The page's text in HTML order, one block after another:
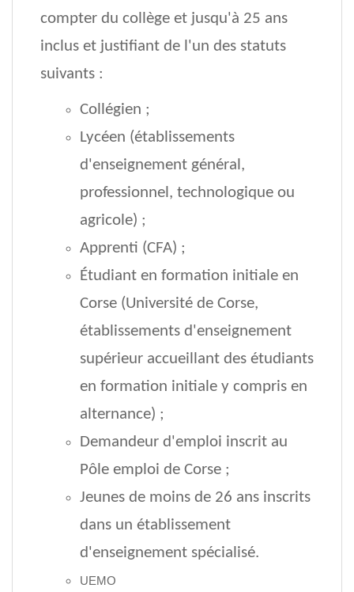
compter du collège et jusqu'à 25 ans
inclus et justifiant de l'un des statuts
suivants :
Collégien ;
Lycéen (établissements
d'enseignement général,
professionnel, technologique ou
agricole) ;
Apprenti (CFA) ;
Étudiant en formation initiale en
Corse (Université de Corse,
établissements d'enseignement
supérieur accueillant des étudiants
en formation initiale y compris en
alternance) ;
Demandeur d'emploi inscrit au
Pôle emploi de Corse ;
Jeunes de moins de 26 ans inscrits
dans un établissement
d'enseignement spécialisé.
UEMO